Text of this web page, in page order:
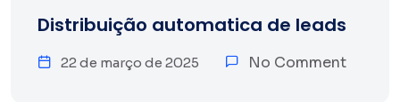
Distribuição automatica de leads
22 de março de 2025 No Comment